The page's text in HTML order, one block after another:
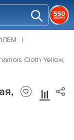
Cloth Yellow,